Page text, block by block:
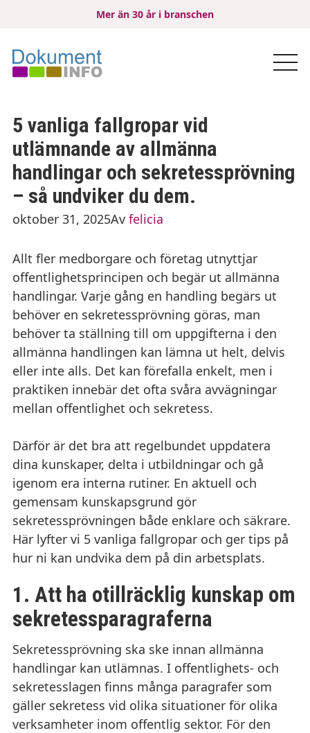
Mer än 30 år i branschen
5 vanliga fallgropar vid
utlämnande av allmänna
handlingar och sekretessprövning
– så undviker du dem.
oktober 31, 2025Av felicia
Allt fler medborgare och företag utnyttjar
offentlighetsprincipen och begär ut allmänna
handlingar. Varje gång en handling begärs ut
behöver en sekretessprövning göras, man
behöver ta ställning till om uppgifterna i den
allmänna handlingen kan lämna ut helt, delvis
eller inte alls. Det kan förefalla enkelt, men i
praktiken innebär det ofta svåra avvägningar
mellan offentlighet och sekretess.
Därför är det bra att regelbundet uppdatera
dina kunskaper, delta i utbildningar och gå
igenom era interna rutiner. En aktuell och
gemensam kunskapsgrund gör
sekretessprövningen både enklare och säkrare.
Här lyfter vi 5 vanliga fallgropar och ger tips på
hur ni kan undvika dem på din arbetsplats.
1. Att ha otillräcklig kunskap om
sekretessparagraferna
Sekretessprövning ska ske innan allmänna
handlingar kan utlämnas. I offentlighets- och
sekretesslagen finns många paragrafer som
gäller sekretess vid olika situationer för olika
verksamheter inom offentlig sektor. För den